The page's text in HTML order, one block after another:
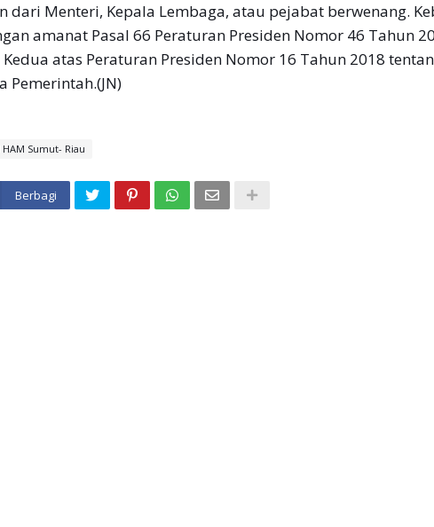
dari Menteri, Kepala Lembaga, atau pejabat berwenang.
amanat Pasal 66 Peraturan Presiden Nomor 46 Tahun
atas Peraturan Presiden Nomor 16 Tahun 2018
Pemerintah.(JN)
Sumut- Riau
Berbagi